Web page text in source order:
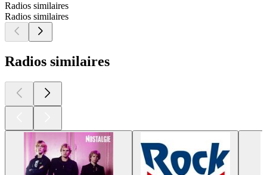
Radios similaires
Radios similaires
Radios similaires